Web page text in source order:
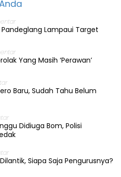
Lampaui Target
Yang Masih ‘Perawan’
Baru, Sudah Tahu Belum
Didiuga Bom, Polisi
Siapa Saja Pengurusnya?